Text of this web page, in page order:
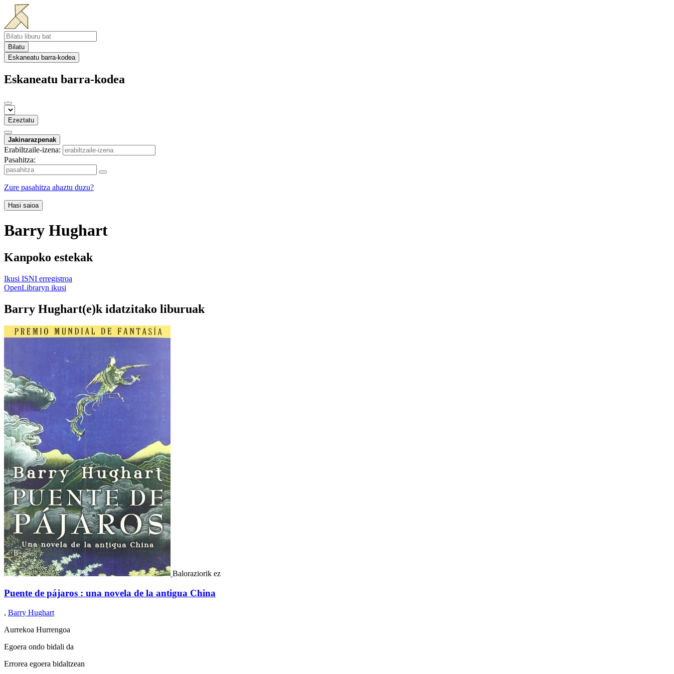
Bilatu
Eskaneatu barra-kodea
Eskaneatu barra-kodea
Ezeztatu
Jakinarazpenak
Erabiltzaile-izena:
Pasahitza:
Zure pasahitza ahaztu duzu?
Hasi saioa
Barry Hughart
Kanpoko estekak
Ikusi ISNI erregistroa
OpenLibraryn ikusi
Barry Hughart(e)k idatzitako liburuak
Baloraziorik ez
Puente de pájaros : una novela de la antigua China
, Barry Hughart
Aurrekoa Hurrengoa
Egoera ondo bidali da
Errorea egoera bidaltzean